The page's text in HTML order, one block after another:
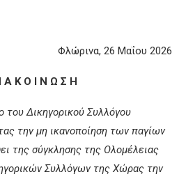
Φλώρινα, 26 Μαΐου 2026
Α Κ Ο Ι Ν Ω Σ Η
του Δικηγορικού Συλλόγου
την μη ικανοποίηση των παγίων
της σύγκλησης της Ολομέλειας
Συλλόγων της Χώρας την